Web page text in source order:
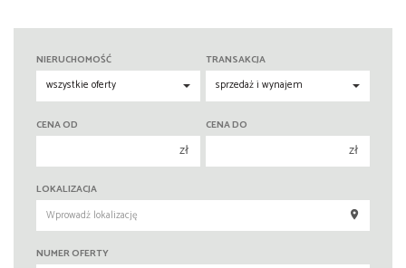
NIERUCHOMOŚĆ TRANSAKCJA
CENA OD
zł
250 000 zł
300 000 zł
CENA DO
zł
250 000 zł
LOKALIZACJA
NUMER OFERTY